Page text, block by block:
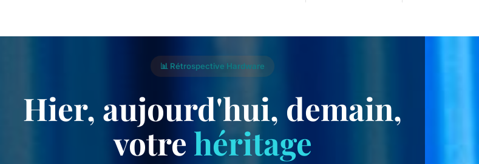
📊 Rétrospective Hardware
Hier, aujourd'hui, demain,
votre héritage